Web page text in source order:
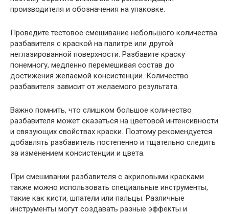
производителя и обозначения на упаковке.
Проведите тестовое смешивание небольшого количества
разбавителя с краской на палитре или другой
неглазированной поверхности. Разбавите краску
понемногу, медленно перемешивая состав до
достижения желаемой консистенции. Количество
разбавителя зависит от желаемого результата.
Важно помнить, что слишком большое количество
разбавителя может сказаться на цветовой интенсивности
и связующих свойствах краски. Поэтому рекомендуется
добавлять разбавитель постепенно и тщательно следить
за изменением консистенции и цвета.
При смешивании разбавителя с акриловыми красками
также можно использовать специальные инструменты,
такие как кисти, шпатели или пальцы. Различные
инструменты могут создавать разные эффекты и